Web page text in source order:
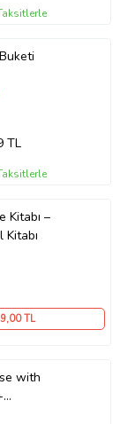
TL
Kitabı –
Kitabı
,00 TL
with